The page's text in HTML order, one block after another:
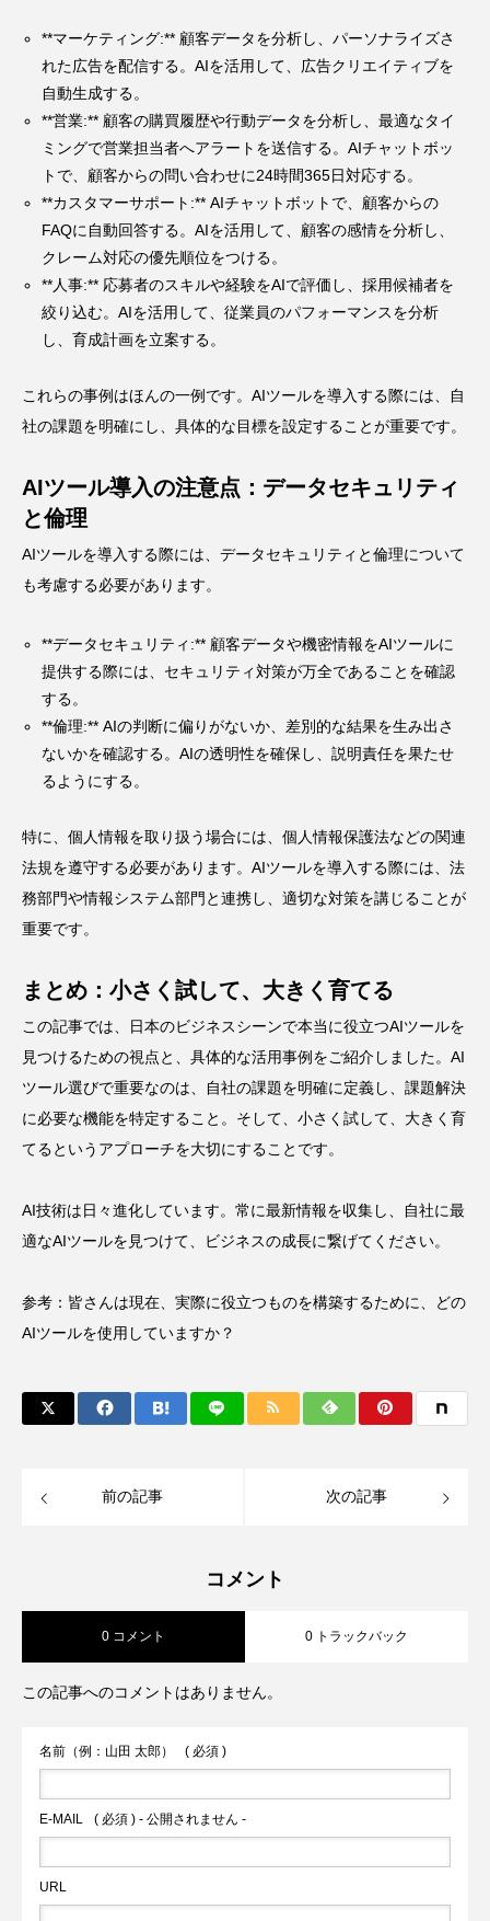
**マーケティング:** 顧客データを分析し、パーソナライズさ
れた広告を配信する。AIを活用して、広告クリエイティブを
自動生成する。
**営業:** 顧客の購買履歴や行動データを分析し、最適なタイ
ミングで営業担当者へアラートを送信する。AIチャットボッ
トで、顧客からの問い合わせに24時間365日対応する。
**カスタマーサポート:** AIチャットボットで、顧客からの
FAQに自動回答する。AIを活用して、顧客の感情を分析し、
クレーム対応の優先順位をつける。
**人事:** 応募者のスキルや経験をAIで評価し、採用候補者を
絞り込む。AIを活用して、従業員のパフォーマンスを分析
し、育成計画を立案する。
これらの事例はほんの一例です。AIツールを導入する際には、自
社の課題を明確にし、具体的な目標を設定することが重要です。
AIツール導入の注意点：データセキュリティ
と倫理
AIツールを導入する際には、データセキュリティと倫理について
も考慮する必要があります。
**データセキュリティ:** 顧客データや機密情報をAIツールに
提供する際には、セキュリティ対策が万全であることを確認
する。
**倫理:** AIの判断に偏りがないか、差別的な結果を生み出さ
ないかを確認する。AIの透明性を確保し、説明責任を果たせ
るようにする。
特に、個人情報を取り扱う場合には、個人情報保護法などの関連
法規を遵守する必要があります。AIツールを導入する際には、法
務部門や情報システム部門と連携し、適切な対策を講じることが
重要です。
まとめ：小さく試して、大きく育てる
この記事では、日本のビジネスシーンで本当に役立つAIツールを
見つけるための視点と、具体的な活用事例をご紹介しました。AI
ツール選びで重要なのは、自社の課題を明確に定義し、課題解決
に必要な機能を特定すること。そして、小さく試して、大きく育
てるというアプローチを大切にすることです。
AI技術は日々進化しています。常に最新情報を収集し、自社に最
適なAIツールを見つけて、ビジネスの成長に繋げてください。
参考： 皆さんは現在、実際に役立つものを構築するために、どの
AIツールを使用していますか？
前の記事 次の記事
コメント
0 コメント 0 トラックバック
この記事へのコメントはありません。
名前（例：山田 太郎） ( 必須 )
E-MAIL ( 必須 ) - 公開されません -
URL